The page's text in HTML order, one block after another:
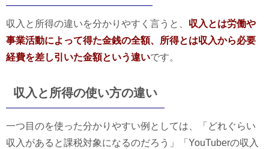
収入と所得の違いを分かりやすく言うと、 収入とは労働や
事業活動によって得た金銭の全額、所得とは収入から必要
経費を差し引いた金額という違いです。
収入と所得の使い方の違い
一つ目のを使った分かりやすい例としては、「どれぐらい
収入があると課税対象になるのだろう」「YouTuberの収入